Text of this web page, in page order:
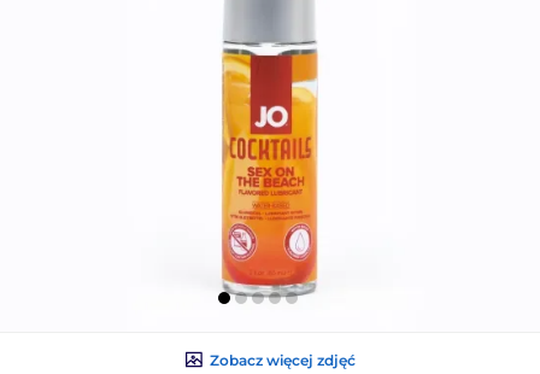
Zobacz więcej zdjęć